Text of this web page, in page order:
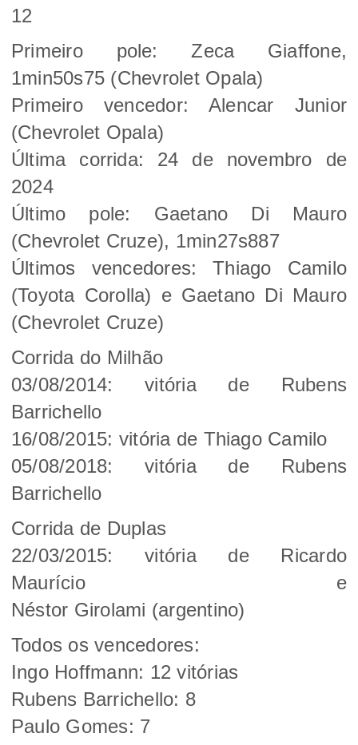
12
Primeiro pole: Zeca Giaffone,
1min50s75 (Chevrolet Opala)
Primeiro vencedor: Alencar Junior
(Chevrolet Opala)
Última corrida: 24 de novembro de
2024
Último pole: Gaetano Di Mauro
(Chevrolet Cruze), 1min27s887
Últimos vencedores: Thiago Camilo
(Toyota Corolla) e Gaetano Di Mauro
(Chevrolet Cruze)
Corrida do Milhão
03/08/2014: vitória de Rubens
Barrichello
16/08/2015: vitória de Thiago Camilo
05/08/2018: vitória de Rubens
Barrichello
Corrida de Duplas
22/03/2015: vitória de Ricardo
Maurício e
Néstor Girolami (argentino)
Todos os vencedores:
Ingo Hoffmann: 12 vitórias
Rubens Barrichello: 8
Paulo Gomes: 7